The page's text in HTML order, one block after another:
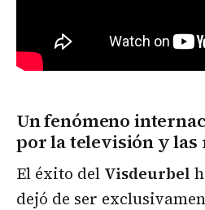
Un fenómeno
por la televisión y las
El éxito del Visdeurbel
dejó de ser